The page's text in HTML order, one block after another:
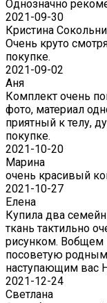
Однозначно
2021-09-30
Кристина
Очень круто
покупке.
2021-09-02
Аня
Комплект очень
фото, материал
приятный к телу,
покупке.
2021-10-20
Марина
очень красивый
2021-10-27
Елена
Купила два
ткань тактильно
рисунком. Вобщем
посоветую родным
наступающим вас
2021-12-24
Светлана